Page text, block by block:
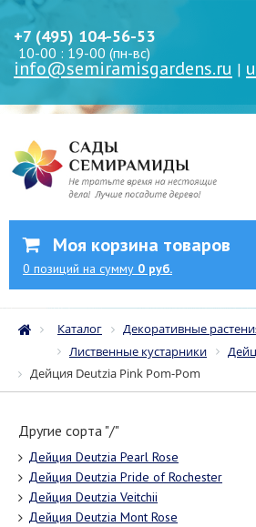
+7 (495) 104-56-53
10-00 : 19-00 (пн-вс)
info@semiramisgardens.ru |
Моя корзина товаров
0 позиций на сумму 0 руб.
Каталог
Декоративные
Лиственные кустарники
Дейция Deutzia Pink Pom-Pom
Другие сорта "/"
Дейция Deutzia Pearl Rose
Дейция Deutzia Pride of Rochester
Дейция Deutzia Veitchii
Дейция Deutzia Mont Rose